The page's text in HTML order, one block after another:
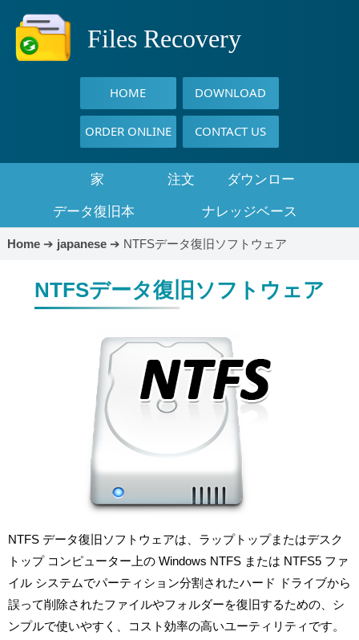
Files Recovery
HOME DOWNLOAD
ORDER ONLINE CONTACT US
家 注文
ダウンロー
ド
データ復旧本 ナレッジベース
Home➔ japanese➔ NTFSデータ復旧ソフトウェア
NTFSデータ復旧ソフトウェア
NTFS データ復旧ソフトウェアは、ラップトップまたはデスク
トップ コンピューター上の Windows NTFS または NTFS5 ファ
イル システムでパーティション分割されたハード ドライブから
誤って削除されたファイルやフォルダーを復旧するための、シ
ンプルで使いやすく、コスト効率の高いユーティリティです。